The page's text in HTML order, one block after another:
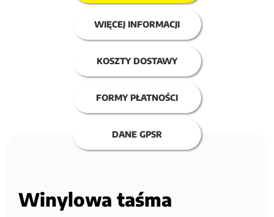
WIĘCEJ INFORMACJI
KOSZTY DOSTAWY
FORMY PŁATNOŚCI
DANE GPSR
Winylowa taśma